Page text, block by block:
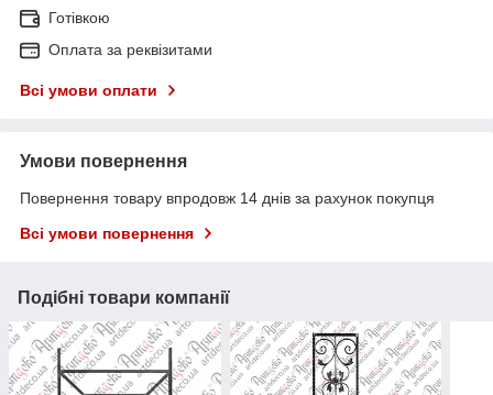
Готівкою
Оплата за реквізитами
Всі умови оплати
Умови повернення
Повернення товару впродовж 14 днів за рахунок покупця
Всі умови повернення
Подібні товари компанії